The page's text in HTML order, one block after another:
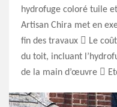
hydrofuge coloré tuile
Artisan Chira met en
fin des travaux  Le
du toit, incluant
de la main d’œuvre 